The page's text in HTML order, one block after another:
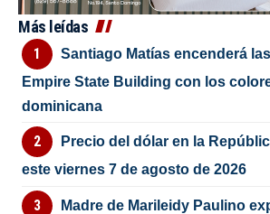
Más leídas
Santiago Matías encenderá
Empire State Building con los
dominicana
Precio del dólar en la
este viernes 7 de agosto de 2026
Madre de Marileidy Paulino